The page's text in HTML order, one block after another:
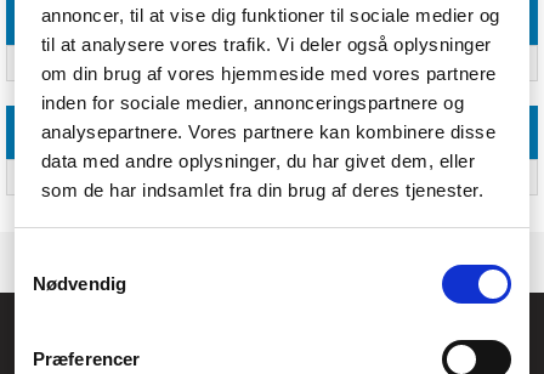
annoncer, til at vise dig funktioner til sociale medier og
til at analysere vores trafik. Vi deler også oplysninger
om din brug af vores hjemmeside med vores partnere
inden for sociale medier, annonceringspartnere og
analysepartnere. Vores partnere kan kombinere disse
data med andre oplysninger, du har givet dem, eller
som de har indsamlet fra din brug af deres tjenester.
Nødvendig
Præferencer
Andre funktioner
Logistik data
CVR.: 26208637